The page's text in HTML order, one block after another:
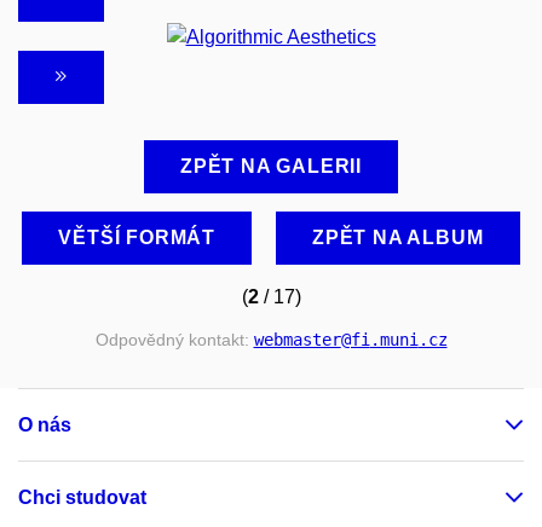
ZPĚT NA GALERII
VĚTŠÍ FORMÁT ZPĚT NA ALBUM
(2/ 17)
Odpovědný kontakt: webmaster@fi.muni.cz
O nás
Chci studovat